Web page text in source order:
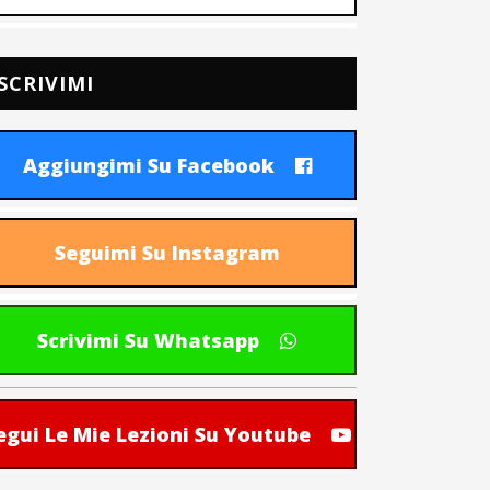
Aggiungimi Su Facebook
Seguimi Su Instagram
Scrivimi Su Whatsapp
Le Mie Lezioni Su Youtube